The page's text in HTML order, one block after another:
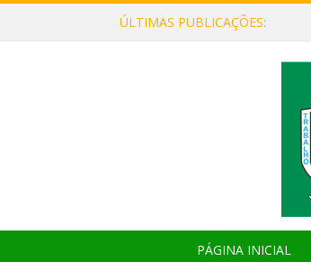
ÚLTIMAS PUBLICAÇÕES:
PÁGINA INICIAL